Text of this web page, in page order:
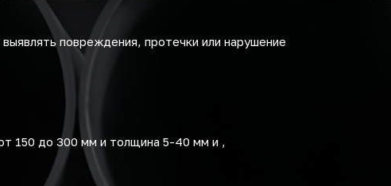
повреждения, протечки или нарушение
150 до 300 мм и толщина 5-40 мм и ,